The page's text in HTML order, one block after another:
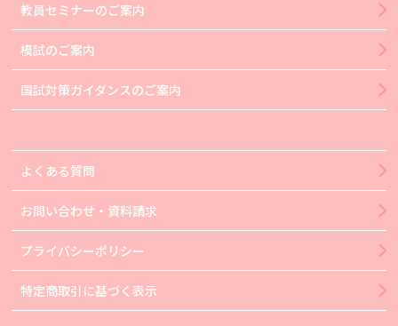
教員セミナーのご案内
模試のご案内
国試対策ガイダンスのご案内
よくある質問
お問い合わせ・資料請求
プライバシーポリシー
特定商取引に基づく表示